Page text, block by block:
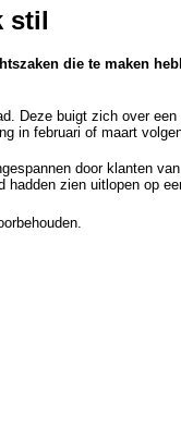
stil
die te maken
Deze buigt zich over
in februari of maart
door klanten
zien uitlopen op